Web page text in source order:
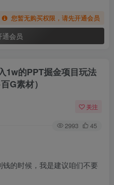
您暂无购买权限，请先开通会员
通会员
1w的PPT掘金项目玩法
G素材）
关注
2993 45
的时候，我是建议咱们不要